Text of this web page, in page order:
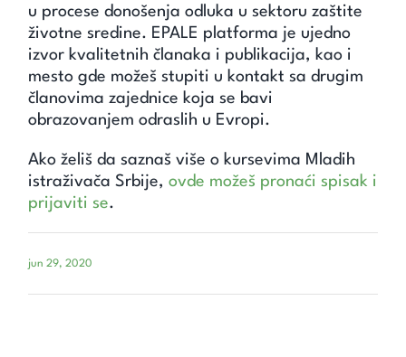
u procese donošenja odluka u sektoru zaštite
životne sredine. EPALE platforma je ujedno
izvor kvalitetnih članaka i publikacija, kao i
mesto gde možeš stupiti u kontakt sa drugim
članovima zajednice koja se bavi
obrazovanjem odraslih u Evropi.
Ako želiš da saznaš više o kursevima Mladih
istraživača Srbije,ovde možeš pronaći spisak i
prijaviti se.
jun 29, 2020